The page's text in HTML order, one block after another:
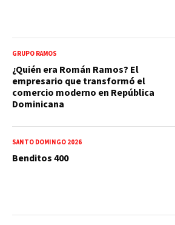
GRUPO RAMOS
¿Quién era Román Ramos? El
empresario que transformó el
comercio moderno en República
Dominicana
SANTO DOMINGO 2026
Benditos 400